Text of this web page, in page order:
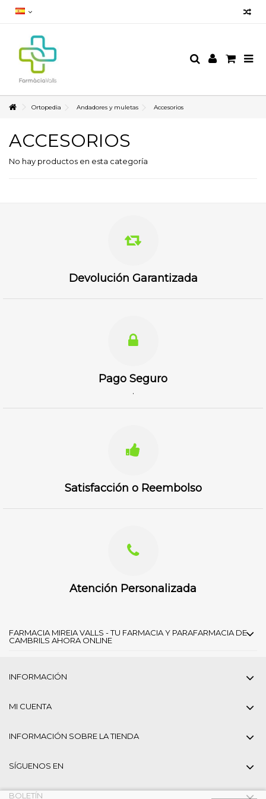
Ortopedia Andadores y muletas Accesorios
ACCESORIOS
No hay productos en esta categoría
Devolución Garantizada
Pago Seguro
.
Satisfacción o Reembolso
Atención Personalizada
FARMACIA MIREIA VALLS - TU FARMACIA Y PARAFARMACIA DE
CAMBRILS AHORA ONLINE
INFORMACIÓN
MI CUENTA
INFORMACIÓN SOBRE LA TIENDA
SÍGUENOS EN
BOLETÍN